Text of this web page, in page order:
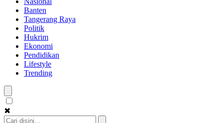
Banten
Tangerang Raya
Politik
Hukrim
Ekonomi
Pendidikan
Lifestyle
Trending
✖